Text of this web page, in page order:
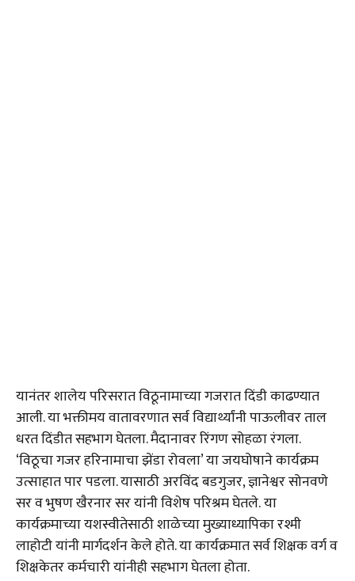
यानंतर शालेय परिसरात विठूनामाच्या गजरात दिंडी काढण्यात
आली. या भक्तीमय वातावरणात सर्व विद्यार्थ्यांनी पाऊलीवर ताल
धरत दिंडीत सहभाग घेतला. मैदानावर रिंगण सोहळा रंगला.
‘विठूचा गजर हरिनामाचा झेंडा रोवला’ या जयघोषाने कार्यक्रम
उत्साहात पार पडला. यासाठी अरविंद बडगुजर, ज्ञानेश्वर सोनवणे
सर व भुषण खैरनार सर यांनी विशेष परिश्रम घेतले. या
कार्यक्रमाच्या यशस्वीतेसाठी शाळेच्या मुख्याध्यापिका रश्मी
लाहोटी यांनी मार्गदर्शन केले होते. या कार्यक्रमात सर्व शिक्षक वर्ग व
शिक्षकेतर कर्मचारी यांनीही सहभाग घेतला होता.